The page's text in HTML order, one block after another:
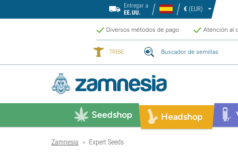
Entregar a
EE.UU.
€ (EUR)
Diversos métodos de pago Atención al
TRIBE Buscador de semillas
Seedshop Headshop
Zamnesia > Expert Seeds